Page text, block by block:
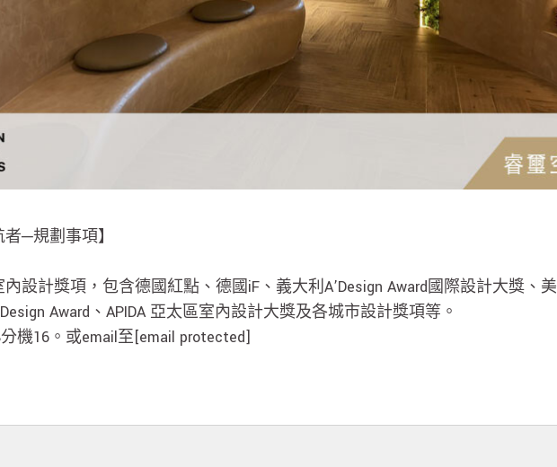
─規劃事項】
設計獎項，包含德國紅點、德國iF、義大利A’Design Award國際設計大獎、
Award、APIDA 亞太區室內設計大獎及各城市設計獎項等。
機16。或email至[email protected]